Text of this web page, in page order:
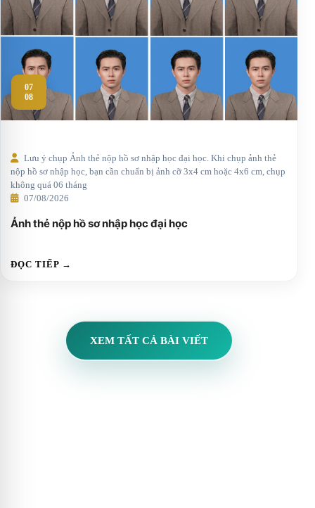
07
08
Lưu ý chụp Ảnh thẻ nộp hồ sơ nhập học đại học. Khi chụp ảnh thẻ
nộp hồ sơ nhập học, bạn cần chuẩn bị ảnh cỡ 3x4 cm hoặc 4x6 cm, chụp
không quá 06 tháng
07/08/2026
Ảnh thẻ nộp hồ sơ nhập học đại học
ĐỌC TIẾP →
XEM TẤT CẢ BÀI VIẾT